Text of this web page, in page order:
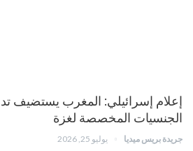
إعلام إسرائيلي: المغرب يستضيف
الجنسيات المخصصة لغزة
جريدة بريس ميديا يوليو 25, 2026